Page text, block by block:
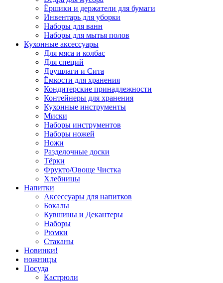
Ёршики и держатели для бумаги
Инвентарь для уборки
Наборы для ванн
Наборы для мытья полов
Кухонные аксессуары
Для мяса и колбас
Для специй
Друшлаги и Сита
Ёмкости для хранения
Кондитерские принадлежности
Контейнеры для хранения
Кухонные инструменты
Миски
Наборы инструментов
Наборы ножей
Ножи
Разделочные доски
Тёрки
Фрукто/Овоще Чистка
Хлебницы
Напитки
Аксессуары для напитков
Бокалы
Кувшины и Декантеры
Наборы
Рюмки
Стаканы
Новинки!
ножницы
Посуда
Кастрюли